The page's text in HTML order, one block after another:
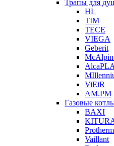
Трапы для
HL
TIM
TECE
VIEGA
Geberit
ViEiR
AM.PM
Газовые
BAXI
Protherm
Vaillant